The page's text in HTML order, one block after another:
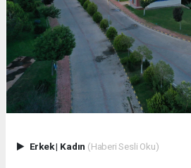
Erkek| Kadın (Haberi Sesli Oku)